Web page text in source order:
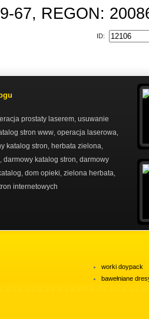
67, REGON:
ID:
prostaty laserem usuwanie
stron www operacja laserowa
katalog stron herbata zielona
darmowy katalog stron darmowy
dom opieki zielona herbata
internetowych
worki doypack
bawełniane